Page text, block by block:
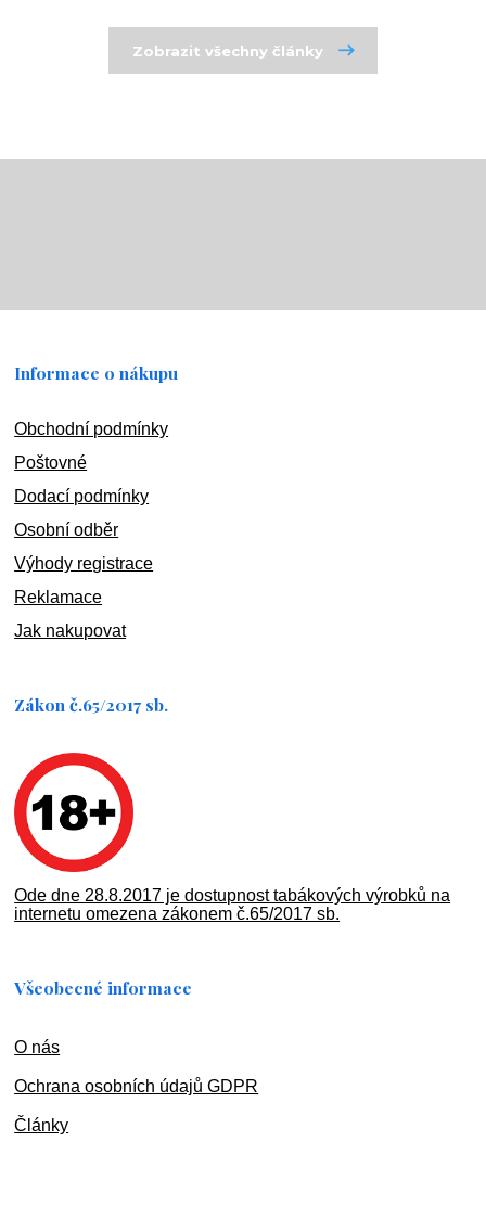
Zobrazit všechny články
Informace o nákupu
Obchodní podmínky
Poštovné
Dodací podmínky
Osobní odběr
Výhody registrace
Reklamace
Jak nakupovat
Zákon č.65/2017 sb.
Ode dne 28.8.2017 je dostupnost tabákových výrobků na
internetu omezena zákonem č.65/2017 sb.
Všeobecné informace
O nás
Ochrana osobních údajů GDPR
Články